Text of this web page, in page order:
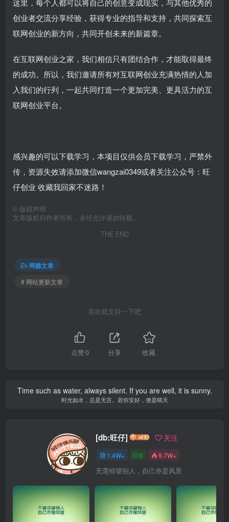
这里，每个人都可以将自己的创意变成现实，与其他优秀的
创业者交流分享经验，获得专业的指导和支持，共同探索互
联网创业的新方向，共同开创未来的新篇章。
在互联网创业之家，我们相信只有团结合作，才能取得最终
的成功。所以，我们邀请所有对互联网创业充满热情的人加
入我们的行列，一起共同打造一个更加完美、更具活力的互
联网创业平台。
感兴趣的可以下载学习，本项目仅供会员下载学习，严禁外
传，资源失效请添加微信wangzai0349或者关注公众号：旺
仔创业 收藏我回家不迷路！
© 版权声明
文章版权归作者所有，未经允许请勿转载。
THE END
网赚文章
# 网站更新文章
喜欢就支持一下吧
点赞0 分享 收藏
Time such as water, always silent. If you are well, it is sunny.
时光如水，总是无言。若你安好，便是晴天
[db:旺仔] 关注
1.4W+ 0 9.7W+
无需仰望别人，自己亦是风景